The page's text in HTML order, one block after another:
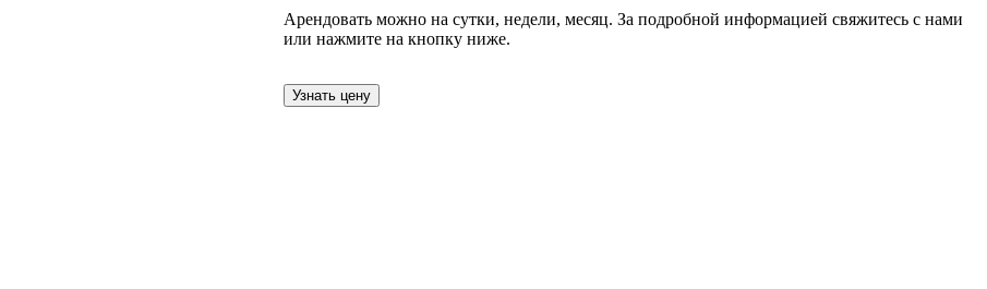
Арендовать можно на сутки, недели, месяц. За подробной информацией свяжитесь с нами
или нажмите на кнопку ниже.
Узнать цену